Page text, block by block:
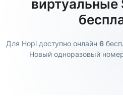
виртуальные
Для Hopi доступно онлайн 6
Новый одноразовый